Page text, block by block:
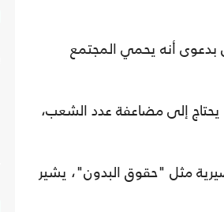
بدعوى أنه يحمي المجتمع
يحتاج إلى مضاعفة عدد الشعب،
مثل "حقوق البدون"، يشير